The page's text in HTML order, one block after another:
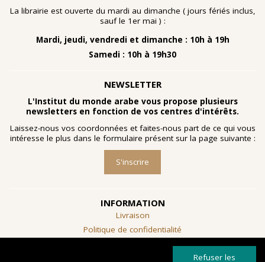
à la fin des année 1960 au cours d'ateliers de
menés à l'hôpital psychiatrique de Blida-
emblématique de Frantz Fanon.
La librairie est ouverte du mardi au dimanche ( jours fériés inclus,
sauf le 1er mai ) :
Mardi, jeudi, vendredi et dimanche : 10h à 19h
Samedi : 10h à 19h30
NEWSLETTER
L'Institut du monde arabe vous propose plusieurs
newsletters en fonction de vos centres d'intérêts.
Laissez-nous vos coordonnées et faites-nous part de ce qui vous
intéresse le plus dans le formulaire présent sur la page suivante :
S'inscrire
INFORMATION
Livraison
Politique de confidentialité
Refuser les